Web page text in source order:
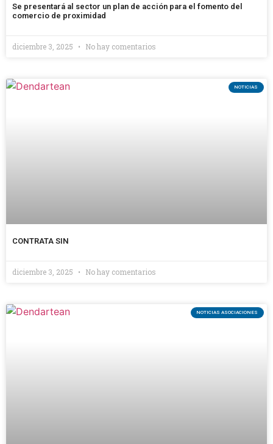
Se presentará al sector un plan de acción para el fomento del
comercio de proximidad
diciembre 3, 2025 No hay comentarios
NOTICIAS
CONTRATA SIN
diciembre 3, 2025 No hay comentarios
NOTICIAS ASOCIACIONES